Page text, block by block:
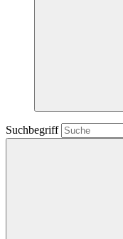
Suchbegriff